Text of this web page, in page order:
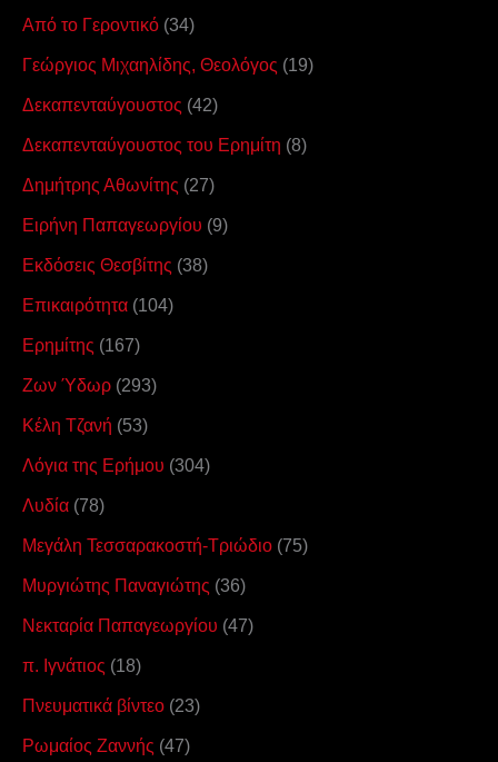
Από το Γεροντικό (34)
Γεώργιος Μιχαηλίδης, Θεολόγος (19)
Δεκαπενταύγουστος (42)
Δεκαπενταύγουστος του Ερημίτη (8)
Δημήτρης Αθωνίτης (27)
Ειρήνη Παπαγεωργίου (9)
Εκδόσεις Θεσβίτης (38)
Επικαιρότητα (104)
Ερημίτης (167)
Ζων Ύδωρ (293)
Κέλη Τζανή (53)
Λόγια της Ερήμου (304)
Λυδία (78)
Μεγάλη Τεσσαρακοστή-Τριώδιο (75)
Μυργιώτης Παναγιώτης (36)
Νεκταρία Παπαγεωργίου (47)
π. Ιγνάτιος (18)
Πνευματικά βίντεο (23)
Ρωμαίος Ζαννής (47)